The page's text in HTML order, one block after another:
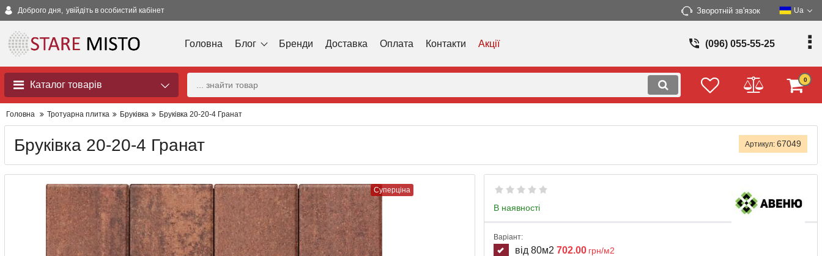
Доброго дня, увійдіть в особистий кабінет Зворотній зв'язок Ua
Головна Блог Бренди Доставка Оплата Контакти Акції (096) 055-55-25
Каталог товарів 0
Головна Тротуарна плитка Бруківка Бруківка 20-20-4 Гранат
Бруківка 20-20-4 Гранат Артикул: 67049
Суперціна
В наявності
Варіант:
від 80м2 702.00 грн/м2